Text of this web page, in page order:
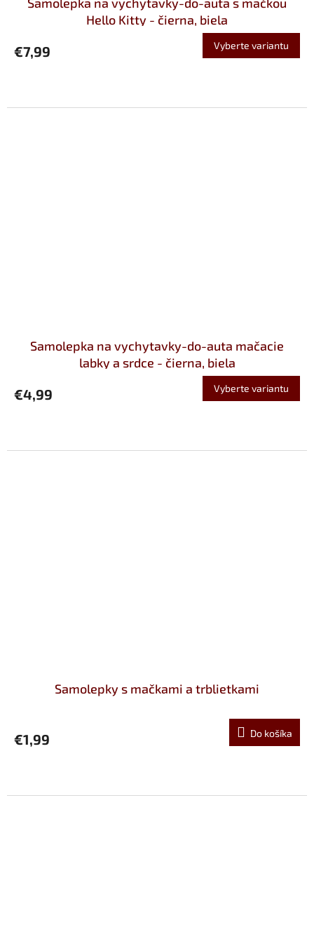
Hello Kitty - čierna, biela
€7,99 Vyberte variantu
Samolepka na vychytavky-do-auta mačacie
labky a srdce - čierna, biela
€4,99 Vyberte variantu
Samolepky s mačkami a trblietkami
€1,99 Do košíka